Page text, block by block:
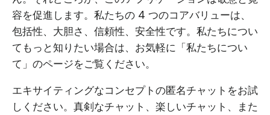
容を促進します。私たちの 4 つのコアバリューは、
包括性、大胆さ、信頼性、安全性です。私たちについ
てもっと知りたい場合は、お気軽に「私たちについ
て」のページをご覧ください。
エキサイティングなコンセプトの匿名チャットをお試
しください。真剣なチャット、楽しいチャット、また